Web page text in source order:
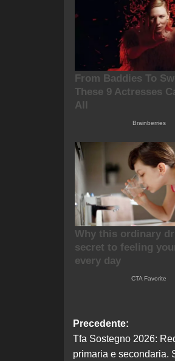
Navigazione
articolo
Precedente:
Tfa Sostegno 2026:
primaria e secondaria.